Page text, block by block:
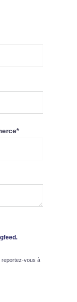
*
reportez-vous à